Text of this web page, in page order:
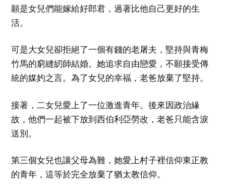
願是女兒們能嫁給好郎君，過著比他自己更好的生
活。
可是大女兒卻拒絕了一個有錢的老屠夫，堅持與青梅
竹馬的窮縫紉師結婚。她追求自由戀愛，不願接受傳
統的媒妁之言。為了女兒的幸福，老爸放棄了堅持。
接著，二女兒愛上了一位激進青年。後來因政治緣
故，他們一起被下放到西伯利亞勞改，老爸只能含淚
送別。
第三個女兒也讓父母為難，她愛上村子裡信仰東正教
的青年，這等於完全放棄了猶太教信仰。